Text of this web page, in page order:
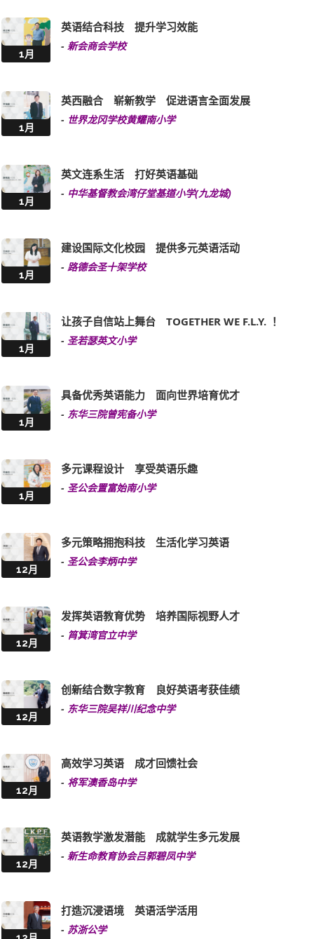
1月
英语结合科技 提升学习效能
- 新会商会学校
1月
英西融合 崭新教学 促进语言全面发展
- 世界龙冈学校黄耀南小学
1月
英文连系生活 打好英语基础
- 中华基督教会湾仔堂基道小学(九龙城)
1月
建设国际文化校园 提供多元英语活动
- 路德会圣十架学校
1月
让孩子自信站上舞台 TOGETHER WE F.L.Y. ！
- 圣若瑟英文小学
1月
具备优秀英语能力 面向世界培育优才
- 东华三院曾宪备小学
1月
多元课程设计 享受英语乐趣
- 圣公会置富始南小学
12月
多元策略拥抱科技 生活化学习英语
- 圣公会李炳中学
12月
发挥英语教育优势 培养国际视野人才
- 筲箕湾官立中学
12月
创新结合数字教育 良好英语考获佳绩
- 东华三院吴祥川纪念中学
12月
高效学习英语 成才回馈社会
- 将军澳香岛中学
12月
英语教学激发潜能 成就学生多元发展
- 新生命教育协会吕郭碧凤中学
打造沉浸语境 英语活学活用
- 苏浙公学